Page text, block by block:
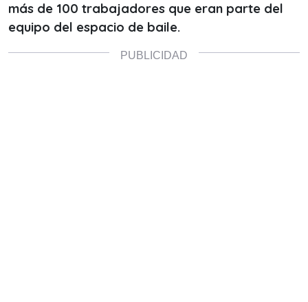
más de 100 trabajadores que eran parte del
equipo del espacio de baile.